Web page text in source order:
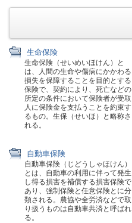
生命保険
生命保険（せいめいほけん）と
は、人間の生命や傷病にかかわる
損失を保障することを目的とする
保険で、契約により、死亡などの
所定の条件において保険者が受取
人に保険金を支払うことを約束す
るもの。生保（せいほ）と略称さ
れる。
自動車保険
自動車保険（じどうしゃほけん）
とは、自動車の利用に伴って発生
し得る損害を補償する損害保険で
あり、強制保険と任意保険とに分
類される。農協や全労済などで取
り扱うものは自動車共済と呼ばれ
る。